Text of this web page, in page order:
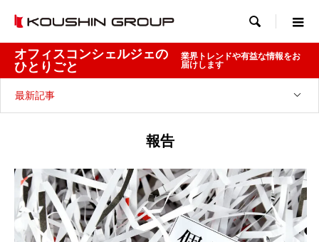

オフィスコンシェルジェの
ひとりごと
業界トレンドや有益な情報をお
届けします
最新記事
報告